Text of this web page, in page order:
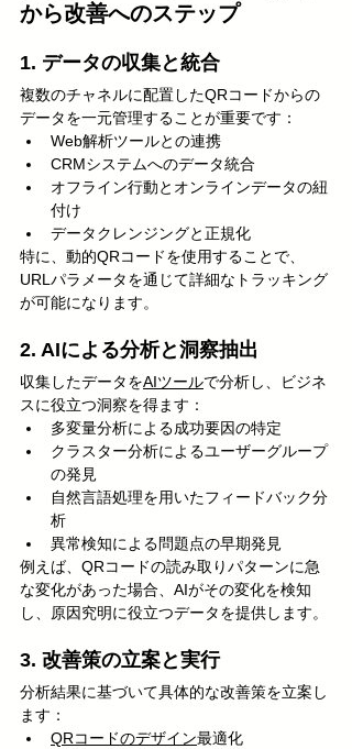
から改善へのステップ
1. データの収集と統合
複数のチャネルに配置したQRコードからの
データを一元管理することが重要です：
Web解析ツールとの連携
CRMシステムへのデータ統合
オフライン行動とオンラインデータの紐
付け
データクレンジングと正規化
特に、動的QRコードを使用することで、
URLパラメータを通じて詳細なトラッキング
が可能になります。
2. AIによる分析と洞察抽出
収集したデータをAIツールで分析し、ビジネ
スに役立つ洞察を得ます：
多変量分析による成功要因の特定
クラスター分析によるユーザーグループ
の発見
自然言語処理を用いたフィードバック分
析
異常検知による問題点の早期発見
例えば、QRコードの読み取りパターンに急
な変化があった場合、AIがその変化を検知
し、原因究明に役立つデータを提供します。
3. 改善策の立案と実行
分析結果に基づいて具体的な改善策を立案し
ます：
QRコードのデザイン最適化